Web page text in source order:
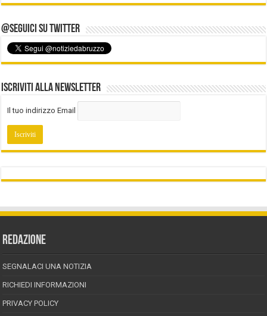
@Seguici su Twitter
Iscriviti alla Newsletter
Il tuo indirizzo Email
REDAZIONE
SEGNALACI UNA NOTIZIA
RICHIEDI INFORMAZIONI
PRIVACY POLICY